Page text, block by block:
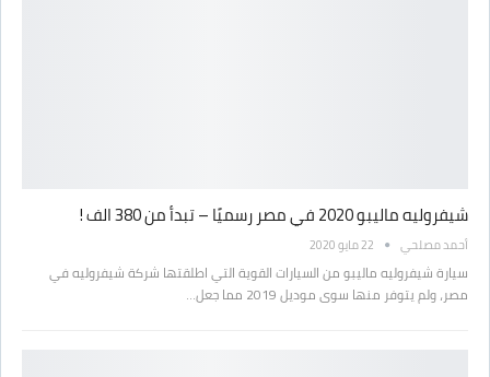
شيفروليه ماليبو 2020 في مصر رسميًا – تبدأ من 380 الف !
أحمد مصلحي 22 مايو 2020
سيارة شيفروليه ماليبو من السيارات القوية التي اطلقتها شركة شيفروليه في
مصر، ولم يتوفر منها سوى موديل 2019 مما جعل…